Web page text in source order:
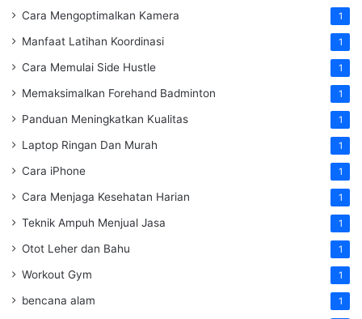
Cara Mengoptimalkan Kamera 1
Manfaat Latihan Koordinasi 1
Cara Memulai Side Hustle 1
Memaksimalkan Forehand Badminton 1
Panduan Meningkatkan Kualitas 1
Laptop Ringan Dan Murah 1
Cara iPhone 1
Cara Menjaga Kesehatan Harian 1
Teknik Ampuh Menjual Jasa 1
Otot Leher dan Bahu 1
Workout Gym 1
bencana alam 1